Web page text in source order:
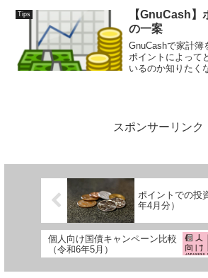
ンドにより少し条
し込みの前に検...
Tips
【GnuCash】
の一案
GnuCashで家計簿
ポイントによって
いるのか知りたく
スポンサーリンク
ポイントでの投
年4月分）
個人向け国債キャンペーン比較
（令和6年5月）